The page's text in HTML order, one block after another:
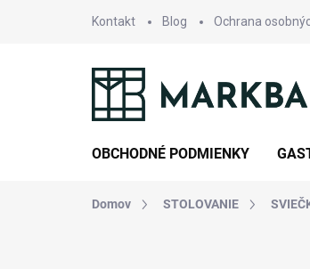
Kontakt Blog Ochrana
OBCHODNÉ PODMIENKY
Domov STOLOVANIE